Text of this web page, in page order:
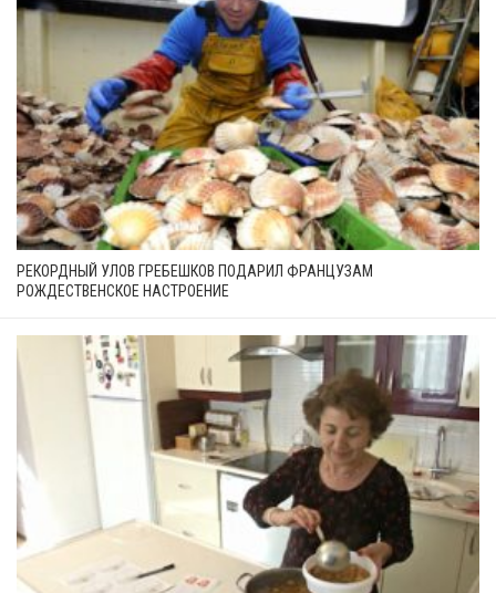
РЕКОРДНЫЙ УЛОВ ГРЕБЕШКОВ ПОДАРИЛ ФРАНЦУЗАМ
РОЖДЕСТВЕНСКОЕ НАСТРОЕНИЕ